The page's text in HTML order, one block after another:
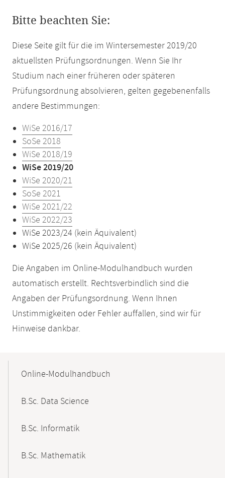
Bitte beachten Sie:
Diese Seite gilt für die im Wintersemester 2019/20
aktuellsten Prüfungsordnungen. Wenn Sie Ihr
Studium nach einer früheren oder späteren
Prüfungsordnung absolvieren, gelten gegebenenfalls
andere Bestimmungen:
WiSe 2016/17
SoSe 2018
WiSe 2018/19
WiSe 2019/20
WiSe 2020/21
SoSe 2021
WiSe 2021/22
WiSe 2022/23
WiSe 2023/24 (kein Äquivalent)
WiSe 2025/26 (kein Äquivalent)
Die Angaben im Online-Modulhandbuch wurden
automatisch erstellt. Rechtsverbindlich sind die
Angaben der Prüfungsordnung. Wenn Ihnen
Unstimmigkeiten oder Fehler auffallen, sind wir für
Hinweise dankbar.
NavigationOnline-Modulhandbuch
B.Sc. Data Science
B.Sc. Informatik
B.Sc. Mathematik